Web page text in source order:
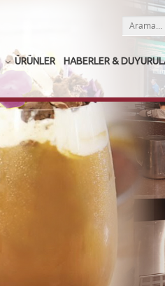
ÜRÜNLER HABERLER &